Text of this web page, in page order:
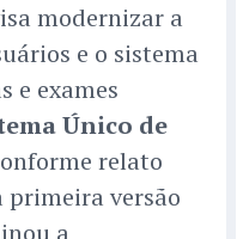
modernizar a
e o sistema
e exames
Único de
relato
primeira versão